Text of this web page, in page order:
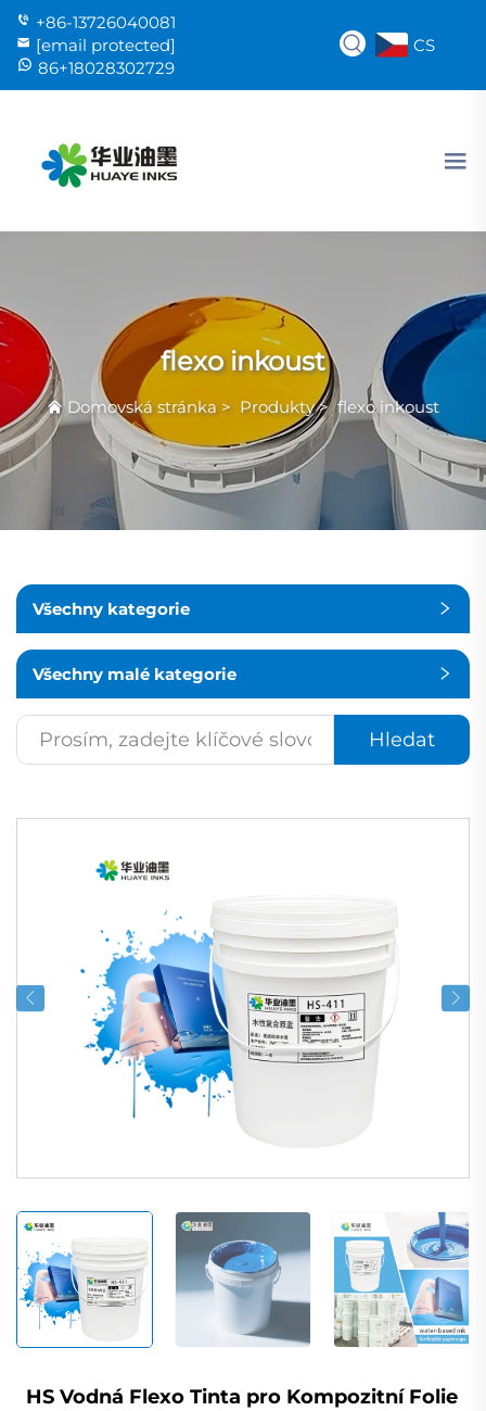
+86-13726040081
[email protected]
86+18028302729
CS
flexo inkoust
Domovská stránka> Produkty>flexo inkoust
Všechny kategorie
Všechny malé kategorie
Hledat
HS Vodná Flexo Tinta pro Kompozitní Folie